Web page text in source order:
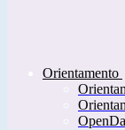
Orientamento